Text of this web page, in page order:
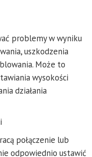
problemy w wyniku
uszkodzenia
Może to
wysokości
działania
połączenie lub
odpowiednio ustawić